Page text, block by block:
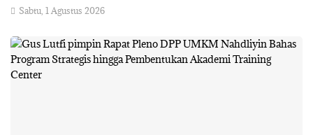
Sabtu, 1 Agustus 2026